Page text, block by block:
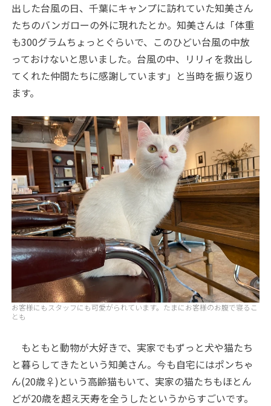
出した台風の日、千葉にキャンプに訪れていた知美さん
たちのバンガローの外に現れたとか。知美さんは「体重
も300グラムちょっとぐらいで、このひどい台風の中放
っておけないと思いました。台風の中、リリィを救出し
てくれた仲間たちに感謝しています」と当時を振り返り
ます。
お客様にもスタッフにも可愛がられています。たまにお客様のお腹で寝るこ
とも
もともと動物が大好きで、実家でもずっと犬や猫たち
と暮らしてきたという知美さん。今も自宅にはポンちゃ
ん(20歳♀)という高齢猫もいて、実家の猫たちもほとん
どが20歳を超え天寿を全うしたというからすごいです。